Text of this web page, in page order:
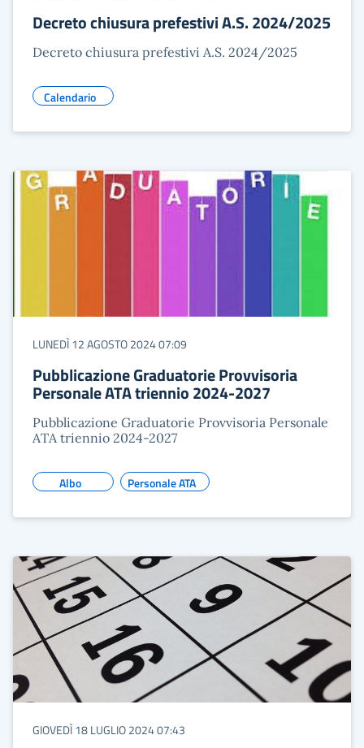
Decreto chiusura prefestivi A.S. 2024/2025
Decreto chiusura prefestivi A.S. 2024/2025
Calendario
LUNEDÌ 12 AGOSTO 2024 07:09
Pubblicazione Graduatorie Provvisoria
Personale ATA triennio 2024-2027
Pubblicazione Graduatorie Provvisoria Personale
ATA triennio 2024-2027
Albo Personale ATA
GIOVEDÌ 18 LUGLIO 2024 07:43